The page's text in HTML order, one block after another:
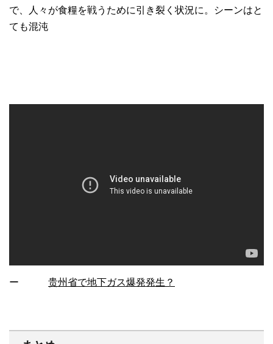
で、人々が食糧を戦うために引き裂く状況に。シーンはと
ても混沌
ー 贵州省で地下ガス爆発発生？